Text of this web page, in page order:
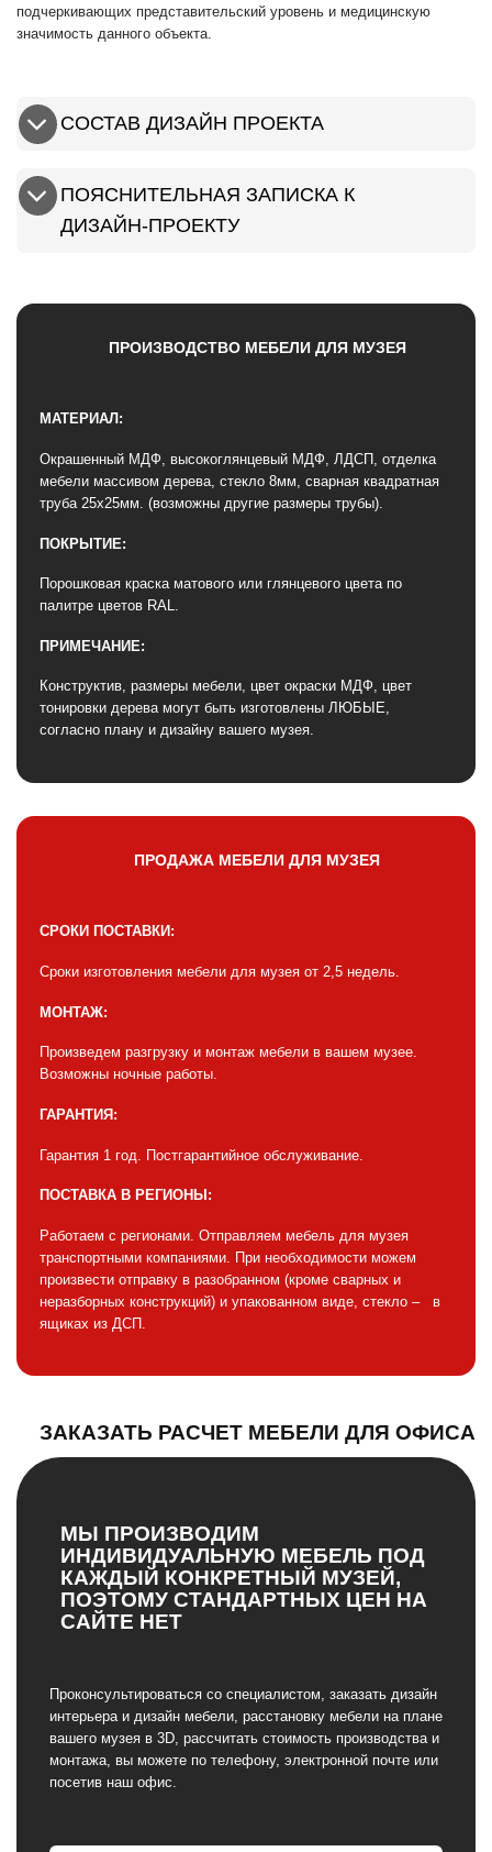
подчеркивающих представительский уровень и медицинскую
значимость данного объекта.
СОСТАВ ДИЗАЙН ПРОЕКТА
ПОЯСНИТЕЛЬНАЯ ЗАПИСКА К
ДИЗАЙН-ПРОЕКТУ
ПРОИЗВОДСТВО МЕБЕЛИ ДЛЯ МУЗЕЯ
МАТЕРИАЛ:
Окрашенный МДФ, высокоглянцевый МДФ, ЛДСП, отделка
мебели массивом дерева, стекло 8мм, сварная квадратная
труба 25х25мм. (возможны другие размеры трубы).
ПОКРЫТИЕ:
Порошковая краска матового или глянцевого цвета по
палитре цветов RAL.
ПРИМЕЧАНИЕ:
Конструктив, размеры мебели, цвет окраски МДФ, цвет
тонировки дерева могут быть изготовлены ЛЮБЫЕ,
согласно плану и дизайну вашего музея.
ПРОДАЖА МЕБЕЛИ ДЛЯ МУЗЕЯ
СРОКИ ПОСТАВКИ:
Сроки изготовления мебели для музея от 2,5 недель.
МОНТАЖ:
Произведем разгрузку и монтаж мебели в вашем музее.
Возможны ночные работы.
ГАРАНТИЯ:
Гарантия 1 год. Постгарантийное обслуживание.
ПОСТАВКА В РЕГИОНЫ:
Работаем с регионами. Отправляем мебель для музея
транспортными компаниями. При необходимости можем
произвести отправку в разобранном (кроме сварных и
неразборных конструкций) и упакованном виде, стекло – в
ящиках из ДСП.
ЗАКАЗАТЬ РАСЧЕТ МЕБЕЛИ ДЛЯ ОФИСА
МЫ ПРОИЗВОДИМ
ИНДИВИДУАЛЬНУЮ МЕБЕЛЬ ПОД
КАЖДЫЙ КОНКРЕТНЫЙ МУЗЕЙ,
ПОЭТОМУ СТАНДАРТНЫХ ЦЕН НА
САЙТЕ НЕТ
Проконсультироваться со специалистом, заказать дизайн
интерьера и дизайн мебели, расстановку мебели на плане
вашего музея в 3D, рассчитать стоимость производства и
монтажа, вы можете по телефону, электронной почте или
посетив наш офис.